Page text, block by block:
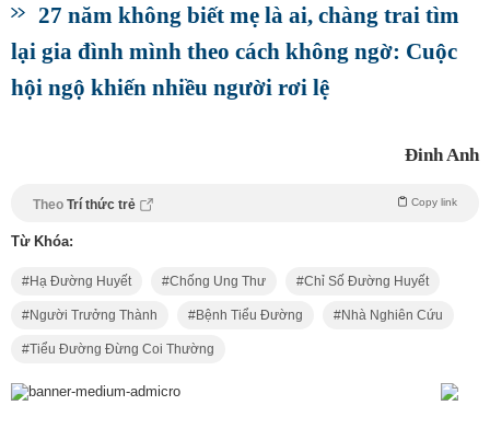
27 năm không biết mẹ là ai, chàng trai tìm
lại gia đình mình theo cách không ngờ: Cuộc
hội ngộ khiến nhiều người rơi lệ
Đinh Anh
Theo Trí thức trẻ Copy link
Từ Khóa:
Hạ Đường Huyết Chống Ung Thư Chỉ Số Đường Huyết
Người Trưởng Thành Bệnh Tiểu Đường Nhà Nghiên Cứu
Tiểu Đường Đừng Coi Thường